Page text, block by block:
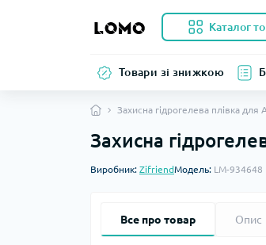
Каталог
Товари зі знижкою
Захисна гідрогелева плівка
Захисна
Виробник: ZifriendМодель: LM-934648
Все про товар Опис